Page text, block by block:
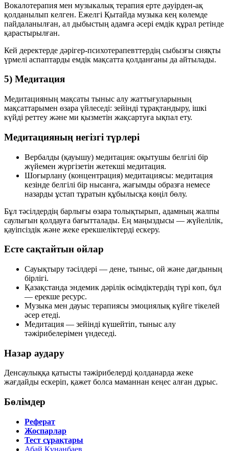
Вокалотерапия мен музыкалық терапия ерте дәуірден-ақ
қолданылып келген. Ежелгі Қытайда музыка кең көлемде
пайдаланылған, ал дыбыстың адамға әсері емдік құрал ретінде
қарастырылған.
Кей деректерде дәрігер-психотерапевттердің сыбызғы сияқты
үрмелі аспаптарды емдік мақсатта қолданғаны да айтылады.
5) Медитация
Медитацияның мақсаты тыныс алу жаттығуларының
мақсаттарымен өзара үйлеседі: зейінді тұрақтандыру, ішкі
күйді реттеу және ми қызметін жақсартуға ықпал ету.
Медитацияның негізгі түрлері
Вербалды (қауышу) медитация: оқытушы белгілі бір
жүйемен жүргізетін жетекші медитация.
Шоғырлану (концентрация) медитациясы: медитация
кезінде белгілі бір нысанға, жағымды образға немесе
назарды ұстап тұратын құбылысқа көңіл бөлу.
Бұл тәсілдердің барлығы өзара толықтырып, адамның жалпы
саулығын қолдауға бағытталады. Ең маңыздысы — жүйелілік,
қауіпсіздік және жеке ерекшеліктерді ескеру.
Есте сақтайтын ойлар
Сауықтыру тәсілдері — дене, тыныс, ой және дағдының
бірлігі.
Қазақстанда эндемик дәрілік өсімдіктердің түрі көп, бұл
— ерекше ресурс.
Музыка мен дауыс терапиясы эмоциялық күйге тікелей
әсер етеді.
Медитация — зейінді күшейтіп, тыныс алу
тәжірибелерімен үндеседі.
Назар аудару
Денсаулыққа қатысты тәжірибелерді қолданарда жеке
жағдайды ескеріп, қажет болса маманнан кеңес алған дұрыс.
Бөлімдер
Реферат
Жоспарлар
Тест сұрақтары
Абай Құнанбаев